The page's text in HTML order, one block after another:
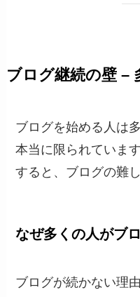
ブログ継続の壁 –
ブログを始める人は
本当に限られていま
すると、ブログの難
なぜ多くの人がブ
ブログが続かない理